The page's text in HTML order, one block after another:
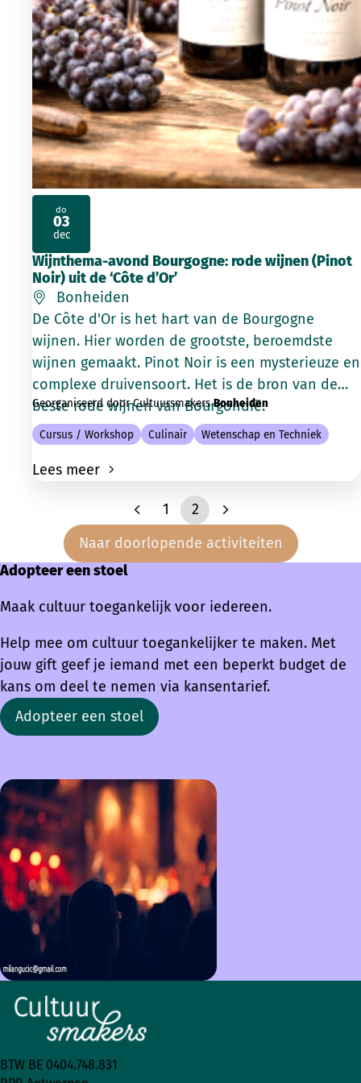
Wijnthema-avond Bourgogne: rode wijnen (Pinot
Noir) uit de ‘Côte d’Or’
Bonheiden
De Côte d'Or is het hart van de Bourgogne
wijnen. Hier worden de grootste, beroemdste
wijnen gemaakt. Pinot Noir is een mysterieuze en
complexe druivensoort. Het is de bron van de
beste rode wijnen van Bourgondië.
Georganiseerd door CultuursmakersBonheiden
Cursus / Workshop Culinair Wetenschap en Techniek
Lees meer
do
03
dec
2026
1
2
Naar doorlopende activiteiten
Adopteer een stoel
Maak cultuur toegankelijk voor iedereen.
Help mee om cultuur toegankelijker te maken. Met
jouw gift geef je iemand met een beperkt budget de
kans om deel te nemen via kansentarief.
Adopteer een stoel
BTW BE 0404.748.831